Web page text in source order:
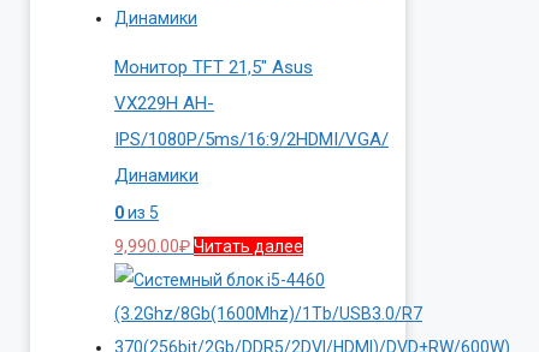
Монитор TFT 21,5″ Asus
VX229H AH-
IPS/1080P/5ms/16:9/2HDMI/VGA/
Динамики
0из 5
9,990.00₽Читать далее